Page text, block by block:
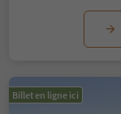
Billet en ligne ici